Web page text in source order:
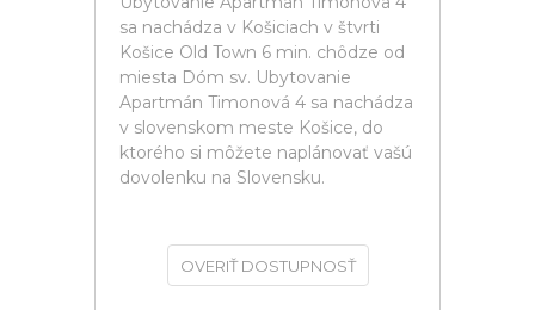
sa nachádza v Košiciach v štvrti
Košice Old Town 6 min. chôdze od
miesta Dóm sv. Ubytovanie
Apartmán Timonová 4 sa nachádza
v slovenskom meste Košice, do
ktorého si môžete naplánovať vašú
dovolenku na Slovensku.
OVERIŤ DOSTUPNOSŤ